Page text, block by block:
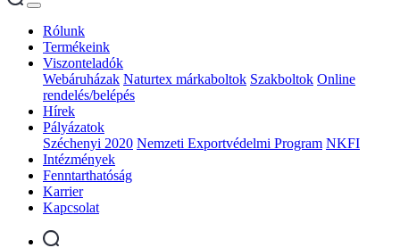
Rólunk
Termékeink
Viszonteladók
Webáruházak Naturtex márkaboltok Szakboltok Online
rendelés/belépés
Hírek
Pályázatok
Széchenyi 2020 Nemzeti Exportvédelmi Program NKFI
Intézmények
Fenntarthatóság
Karrier
Kapcsolat